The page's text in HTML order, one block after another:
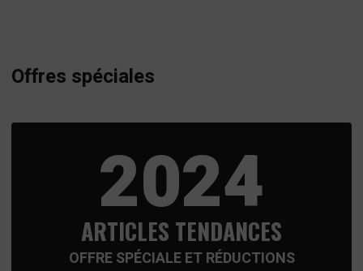
Offres spéciales
2024
ARTICLES TENDANCES
OFFRE SPÉCIALE ET RÉDUCTIONS